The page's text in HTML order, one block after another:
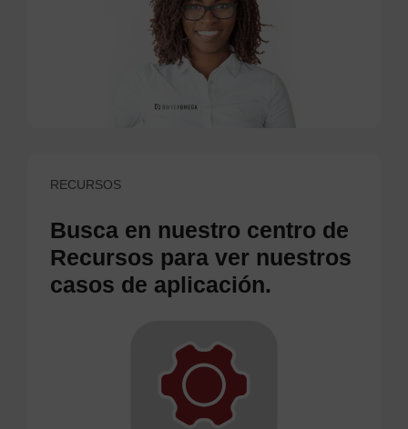
RECURSOS
Busca en nuestro centro de
Recursos para ver nuestros
casos de aplicación.